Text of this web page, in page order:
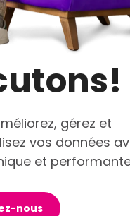
gérez et
vos données
et
nous